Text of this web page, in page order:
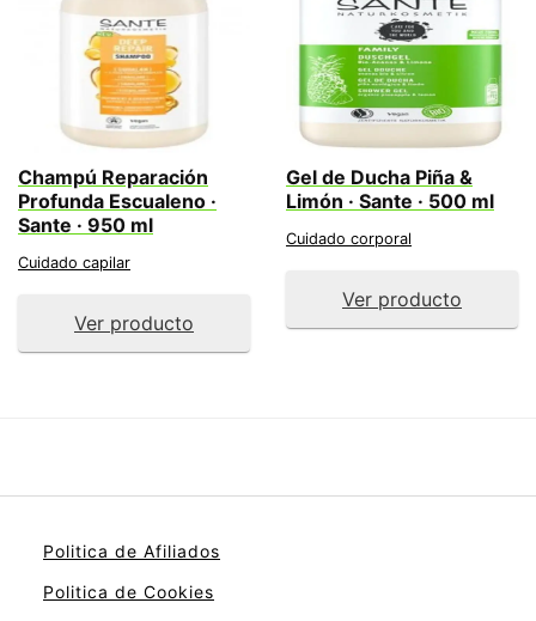
Champú Reparación
Profunda Escualeno ·
Sante · 950 ml
Cuidado capilar
Ver producto
Gel de Ducha Piña &
Limón · Sante · 500 ml
Cuidado corporal
Ver producto
Politica de Afiliados
Politica de Cookies